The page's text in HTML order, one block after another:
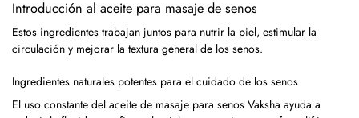
Introducción al aceite para masaje de senos
Estos ingredientes trabajan juntos para nutrir la piel, estimular la
circulación y mejorar la textura general de los senos.
Ingredientes naturales potentes para el cuidado de los senos
El uso constante del aceite de masaje para senos Vaksha ayuda a